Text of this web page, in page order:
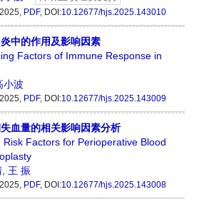
PDF, DOI:10.12677/hjs.2025.143010
中的作用及影响因素
Factors of Immune Response in
小波
PDF, DOI:10.12677/hjs.2025.143009
血量的相关影响因素分析
Risk Factors for Perioperative Blood
王 振
PDF, DOI:10.12677/hjs.2025.143008